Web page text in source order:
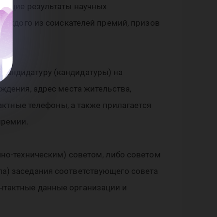
результаты научных
из соискателей премий, призов
(кандидатуры) на
адрес места жительства,
телефоны, а также прилагается
техническим) советом, либо советом
заседания соответствующего совета
данные организации и